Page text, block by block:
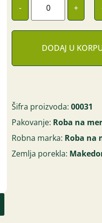
-
+
DODAJ U
Šifra proizvoda:00031
Pakovanje: Roba na
Robna marka: Roba na
Zemlja porekla: